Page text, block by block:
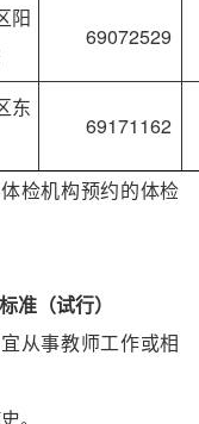
阳
69072529
东
69171162
检机构预约的体检
准（试行）
从事教师工作或相